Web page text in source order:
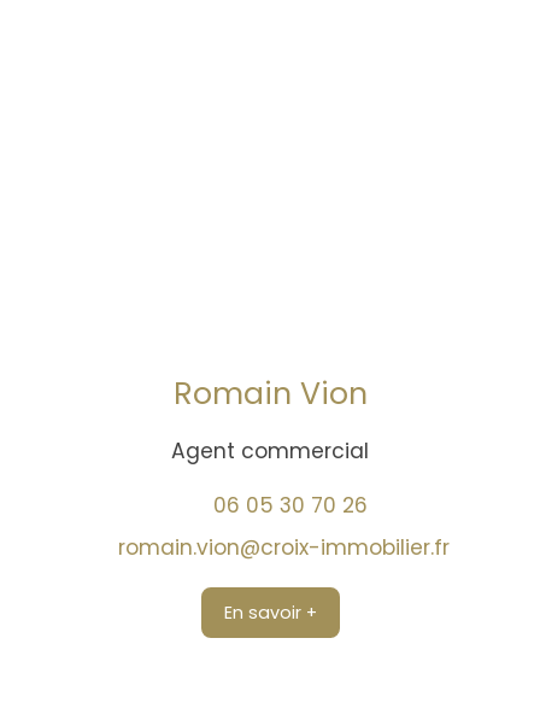
Romain Vion
Agent commercial
06 05 30 70 26
romain.vion@croix-immobilier.fr
En savoir +